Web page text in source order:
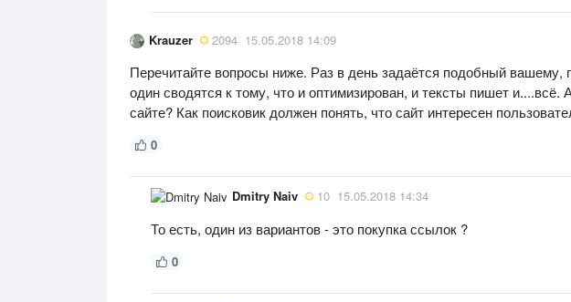
Krauzer 2094 15.05.2018 14:09
Перечитайте вопросы ниже. Раз в день задаётся подобный вашему,
один сводятся к тому, что и оптимизирован, и тексты пишет
сайте? Как поисковик должен понять, что сайт интересен
0
Dmitry Naiv 10 15.05.2018 14:34
То есть, один из вариантов - это покупка ссылок ?
0